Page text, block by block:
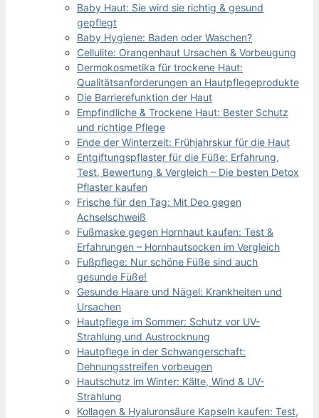
Baby Haut: Sie wird sie richtig & gesund
gepflegt
Baby Hygiene: Baden oder Waschen?
Cellulite: Orangenhaut Ursachen & Vorbeugung
Dermokosmetika für trockene Haut:
Qualitätsanforderungen an Hautpflegeprodukte
Die Barrierefunktion der Haut
Empfindliche & Trockene Haut: Bester Schutz
und richtige Pflege
Ende der Winterzeit: Frühjahrskur für die Haut
Entgiftungspflaster für die Füße: Erfahrung,
Test, Bewertung & Vergleich – Die besten Detox
Pflaster kaufen
Frische für den Tag: Mit Deo gegen
Achselschweiß
Fußmaske gegen Hornhaut kaufen: Test &
Erfahrungen – Hornhautsocken im Vergleich
Fußpflege: Nur schöne Füße sind auch
gesunde Füße!
Gesunde Haare und Nägel: Krankheiten und
Ursachen
Hautpflege im Sommer: Schutz vor UV-
Strahlung und Austrocknung
Hautpflege in der Schwangerschaft:
Dehnungsstreifen vorbeugen
Hautschutz im Winter: Kälte, Wind & UV-
Strahlung
Kollagen & Hyaluronsäure Kapseln kaufen: Test,